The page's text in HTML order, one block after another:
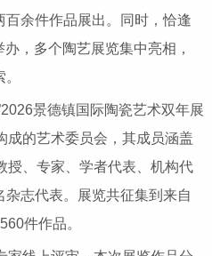
余件作品展出。同时，恰逢
，多个陶艺展览集中亮相，
景德镇国际陶瓷艺术双年展
成的艺术委员会，其成员涵盖
授、专家、学者代表、机构代
志代表。展览共征集到来自
件作品。